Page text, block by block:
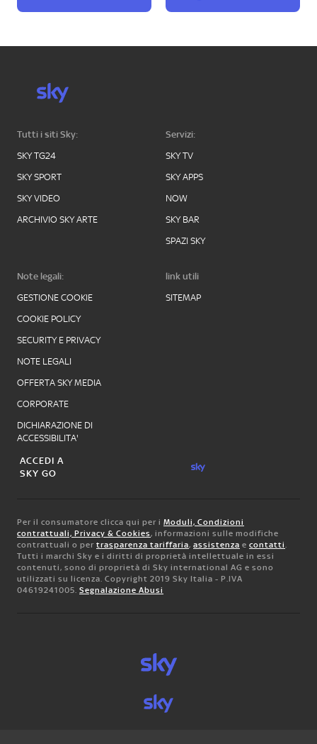
Tutti i siti Sky:
SKY TG24
SKY SPORT
SKY VIDEO
ARCHIVIO SKY ARTE
Servizi:
SKY TV
SKY APPS
NOW
SKY BAR
SPAZI SKY
Note legali:
GESTIONE COOKIE
COOKIE POLICY
SECURITY E PRIVACY
NOTE LEGALI
OFFERTA SKY MEDIA
CORPORATE
DICHIARAZIONE DI
ACCESSIBILITA'
link utili
SITEMAP
ACCEDI A
SKY GO
Per il consumatore clicca qui per i Moduli, Condizioni
contrattuali, Privacy & Cookies, informazioni sulle modifiche
contrattuali o per trasparenza tariffaria, assistenza e contatti.
Tutti i marchi Sky e i diritti di proprietà intellettuale in essi
contenuti, sono di proprietà di Sky international AG e sono
utilizzati su licenza. Copyright 2019 Sky Italia - P.IVA
04619241005. Segnalazione Abusi